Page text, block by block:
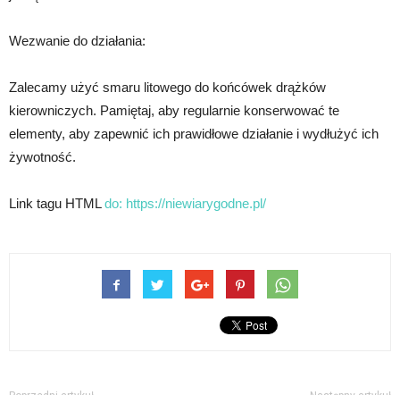
Wezwanie do działania:
Zalecamy użyć smaru litowego do końcówek drążków
kierowniczych. Pamiętaj, aby regularnie konserwować te
elementy, aby zapewnić ich prawidłowe działanie i wydłużyć ich
żywotność.
Link tagu HTMLdo: https://niewiarygodne.pl/